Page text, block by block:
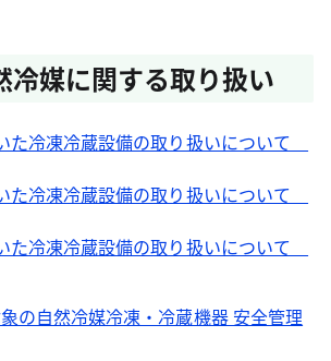
媒に関する取り扱い
た冷凍冷蔵設備の取り扱いについて
た冷凍冷蔵設備の取り扱いについて
た冷凍冷蔵設備の取り扱いについて
の自然冷媒冷凍・冷蔵機器 安全管理